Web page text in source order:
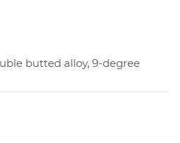
butted alloy, 9-degree